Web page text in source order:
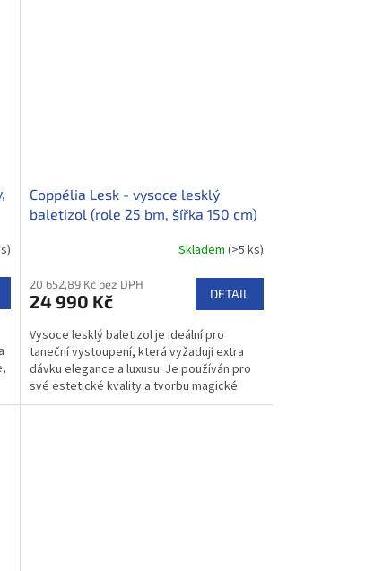
Coppélia Lesk - vysoce lesklý
baletizol (role 25 bm, šířka 150 cm)
Skladem (>5 ks)
20 652,89 Kč bez DPH
24 990 Kč DETAIL
Vysoce lesklý baletizol je ideální pro
taneční vystoupení, která vyžadují extra
dávku elegance a luxusu. Je používán pro
své estetické kvality a tvorbu magické
atmosféry.